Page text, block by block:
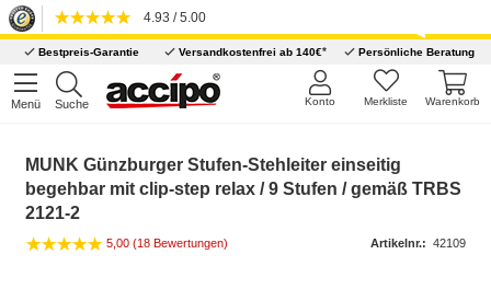
4.93 / 5.00
Bestpreis-Garantie Versandkostenfrei ab 140€* Persönliche Beratung
Menü Suche Warenkorb
Merkliste
Konto
MUNK Günzburger Stufen-Stehleiter einseitig
begehbar mit clip-step relax / 9 Stufen / gemäß TRBS
2121-2
5,00 (18 Bewertungen) Artikelnr.: 42109